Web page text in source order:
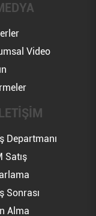
Video
Departmanı
Satış
Sonrası
Alma